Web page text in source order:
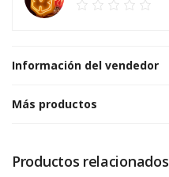
Información del vendedor
Más productos
Productos relacionados